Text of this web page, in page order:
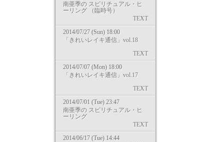
南亜季の スピリチュアル・ヒ
ーリング （臨時号）
TEXT
2014/07/27 (Sun) 18:00
「きれいレイキ通信」vol.18
TEXT
2014/07/07 (Mon) 18:00
「きれいレイキ通信」vol.17
TEXT
2014/07/01 (Tue) 23:47
南亜季の スピリチュアル・ヒ
ーリング
TEXT
2014/06/17 (Tue) 14:44